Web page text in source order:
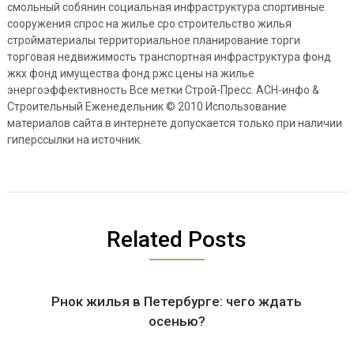
смольный собянин социальная инфраструктура спортивные
сооружения спрос на жилье сро строительство жилья
стройматериалы территориальное планирование торги
торговая недвижимость транспортная инфраструктура фонд
жкх фонд имущества фонд ржс цены на жилье
энергоэффективность Все метки Строй-Пресс. АСН-инфо &
Строительный Еженедельник © 2010 Использование
материалов сайта в интернете допускается только при наличии
гиперссылки на источник.
Related Posts
Рнок жилья в Петербурге: чего ждать
осенью?